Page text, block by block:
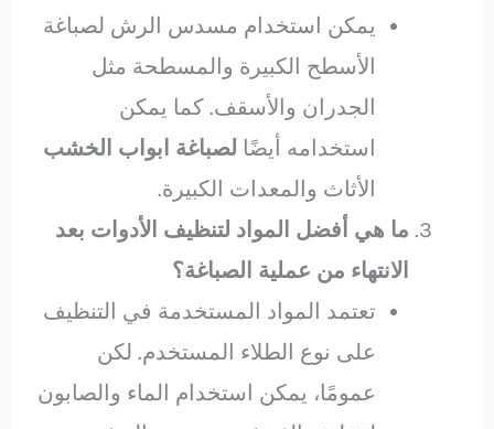
يمكن استخدام مسدس الرش لصباغة
الأسطح الكبيرة والمسطحة مثل
الجدران والأسقف. كما يمكن
استخدامه أيضًا لصباغة ابواب الخشب
الأثاث والمعدات الكبيرة.
ما هي أفضل المواد لتنظيف الأدوات بعد
الانتهاء من عملية الصباغة؟
تعتمد المواد المستخدمة في التنظيف
على نوع الطلاء المستخدم. لكن
عمومًا، يمكن استخدام الماء والصابون